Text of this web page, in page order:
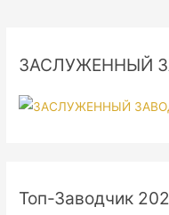
ЗАСЛУЖЕННЫЙ
Топ-Заводчик